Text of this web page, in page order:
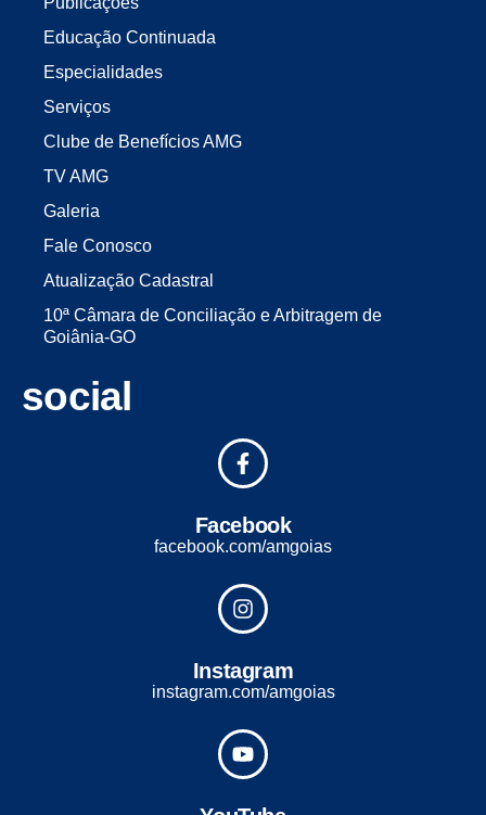
Educação Continuada
Especialidades
Serviços
Clube de Benefícios AMG
TV AMG
Galeria
Fale Conosco
Atualização Cadastral
10ª Câmara de Conciliação e Arbitragem de
Goiânia-GO
social
Facebook
facebook.com/amgoias
Instagram
instagram.com/amgoias